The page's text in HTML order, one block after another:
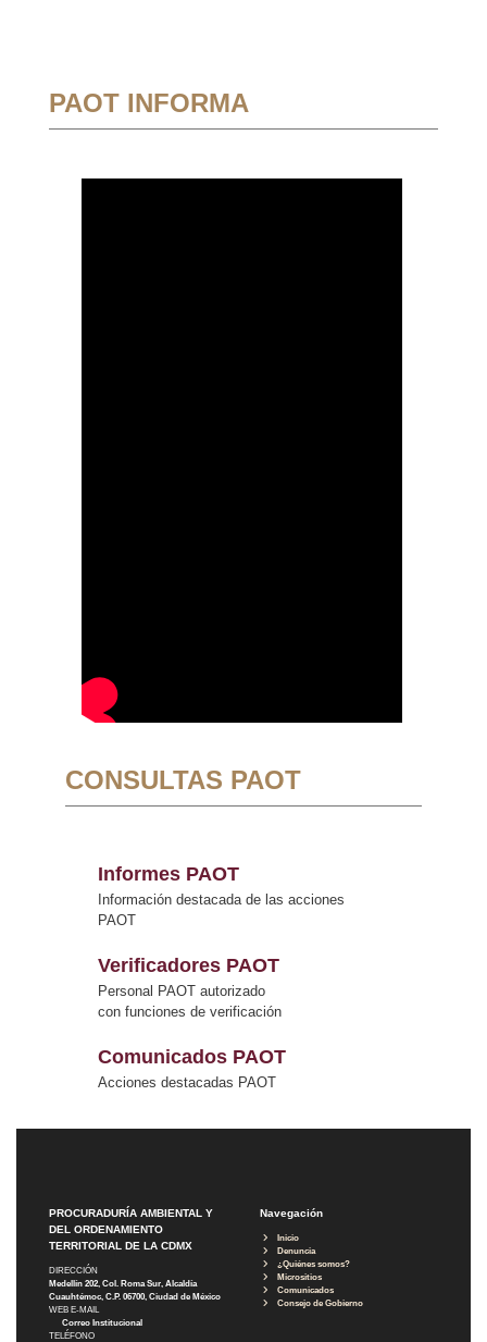
PAOT INFORMA
CONSULTAS PAOT
Informes PAOT
Información destacada de las acciones
PAOT
Verificadores PAOT
Personal PAOT autorizado
con funciones de verificación
Comunicados PAOT
Acciones destacadas PAOT
PROCURADURÍA AMBIENTAL Y
DEL ORDENAMIENTO
TERRITORIAL DE LA CDMX
DIRECCIÓN
Medellín 202, Col. Roma Sur, Alcaldía
Cuauhtémoc, C.P. 06700, Ciudad de México
WEB E-MAIL
Correo Institucional
TELÉFONO
Navegación
Inicio
Denuncia
¿Quiénes somos?
Micrositios
Comunicados
Consejo de Gobierno